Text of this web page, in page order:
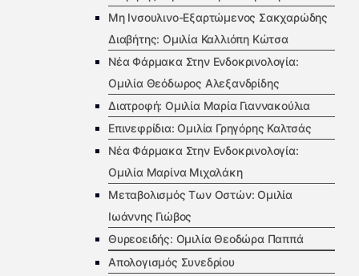
Μη Ινσουλινο-Εξαρτώμενος Σακχαρώδης
Διαβήτης: Ομιλία Καλλιόπη Κώτσα
Νέα Φάρμακα Στην Ενδοκρινολογία:
Ομιλία Θεόδωρος Αλεξανδρίδης
Διατροφή: Ομιλία Μαρία Γιαννακούλια
Επινεφρίδια: Ομιλία Γρηγόρης Καλτσάς
Νέα Φάρμακα Στην Ενδοκρινολογία:
Ομιλία Μαρίνα Μιχαλάκη
Μεταβολισμός Των Οστών: Ομιλία
Ιωάννης Γιώβος
Θυρεοειδής: Ομιλία Θεοδώρα Παππά
Απολογισμός Συνεδρίου